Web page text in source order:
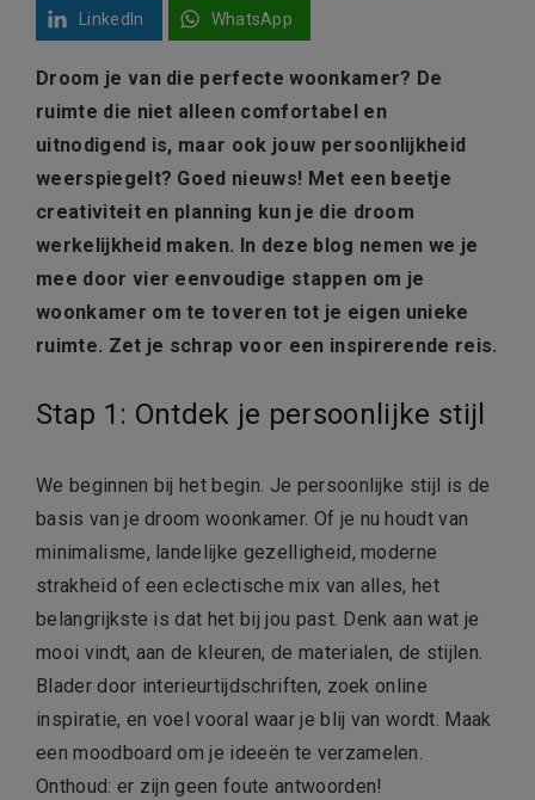
LinkedIn WhatsApp
Droom je van die perfecte woonkamer? De
ruimte die niet alleen comfortabel en
uitnodigend is, maar ook jouw persoonlijkheid
weerspiegelt? Goed nieuws! Met een beetje
creativiteit en planning kun je die droom
werkelijkheid maken. In deze blog nemen we je
mee door vier eenvoudige stappen om je
woonkamer om te toveren tot je eigen unieke
ruimte. Zet je schrap voor een inspirerende reis.
Stap 1: Ontdek je persoonlijke stijl
We beginnen bij het begin. Je persoonlijke stijl is de
basis van je droom woonkamer. Of je nu houdt van
minimalisme, landelijke gezelligheid, moderne
strakheid of een eclectische mix van alles, het
belangrijkste is dat het bij jou past. Denk aan wat je
mooi vindt, aan de kleuren, de materialen, de stijlen.
Blader door interieurtijdschriften, zoek online
inspiratie, en voel vooral waar je blij van wordt. Maak
een moodboard om je ideeën te verzamelen.
Onthoud: er zijn geen foute antwoorden!